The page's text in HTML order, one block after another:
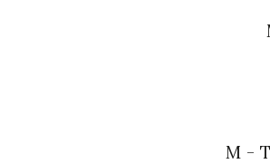
M -